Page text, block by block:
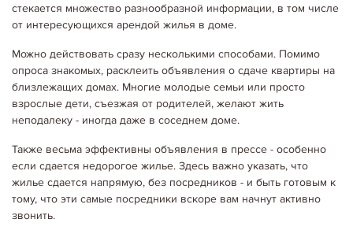
стекается множество разнообразной информации, в том числе
от интересующихся арендой жилья в доме.
Можно действовать сразу несколькими способами. Помимо
опроса знакомых, расклеить объявления о сдаче квартиры на
близлежащих домах. Многие молодые семьи или просто
взрослые дети, съезжая от родителей, желают жить
неподалеку - иногда даже в соседнем доме.
Также весьма эффективны объявления в прессе - особенно
если сдается недорогое жилье. Здесь важно указать, что
жилье сдается напрямую, без посредников - и быть готовым к
тому, что эти самые посредники вскоре вам начнут активно
звонить.